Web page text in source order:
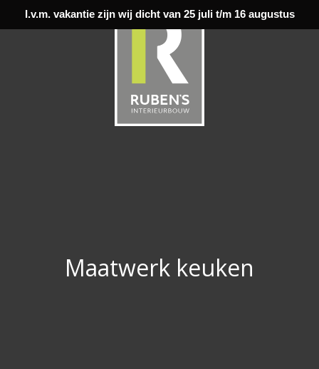
I.v.m. vakantie zijn wij dicht van 25 juli t/m 16 augustus
Maatwerk keuken